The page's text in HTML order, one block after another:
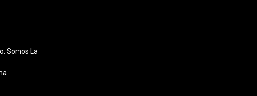
Somos La